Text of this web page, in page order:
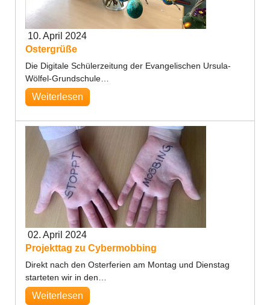
10. April 2024
Ostergrüße
Die Digitale Schülerzeitung der Evangelischen Ursula-
Wölfel-Grundschule…
Weiterlesen
02. April 2024
Projekttag zu Cybermobbing
Direkt nach den Osterferien am Montag und Dienstag
starteten wir in den…
Weiterlesen